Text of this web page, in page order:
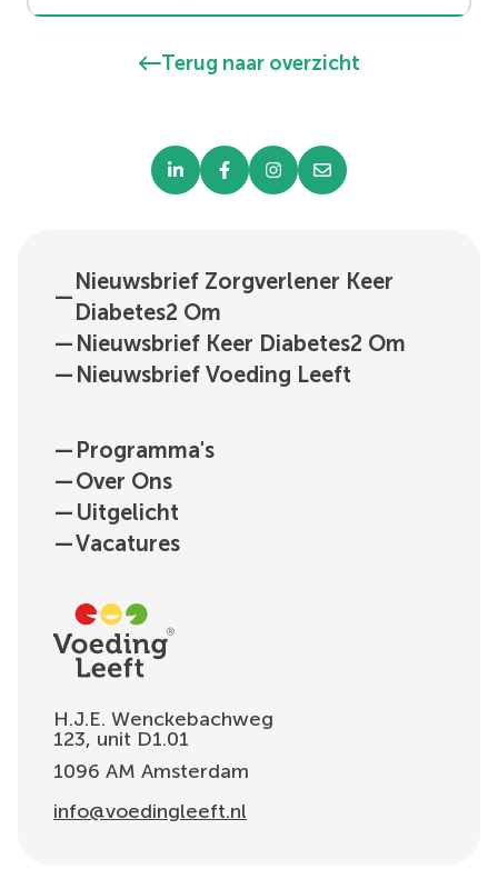
Terug naar overzicht
—
Nieuwsbrief Zorgverlener Keer
Diabetes2 Om
— Nieuwsbrief Keer Diabetes2 Om
— Nieuwsbrief Voeding Leeft
— Programma's
—Over Ons
— Uitgelicht
—Vacatures
H.J.E. Wenckebachweg
123, unit D1.01
1096 AM Amsterdam
info@voedingleeft.nl